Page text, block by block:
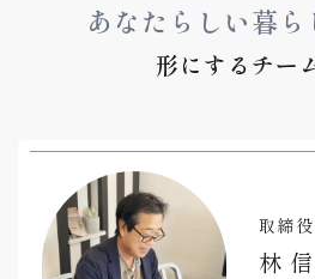
あなたらしい暮ら
形にするチー
取締
林